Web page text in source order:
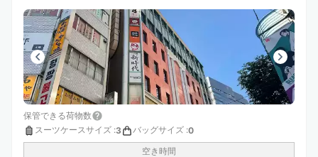
保管できる荷物数
スーツケースサイズ :3 バッグサイズ :0
空き時間